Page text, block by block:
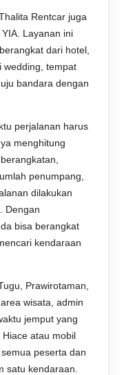
Rentcar juga
Layanan ini
dari hotel,
wedding, tempat
bandara dengan
perjalanan harus
menghitung
penumpang,
dilakukan
Dengan
bisa berangkat
kendaraan
Prawirotaman,
wisata, admin
jemput yang
atau mobil
peserta dan
satu kendaraan.